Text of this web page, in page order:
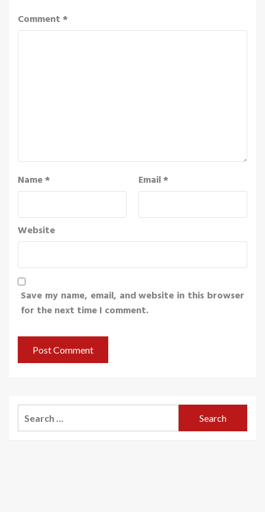
Comment*
Name* Email*
Website
Save my name, email, and website in this browser
for the next time I comment.
for: